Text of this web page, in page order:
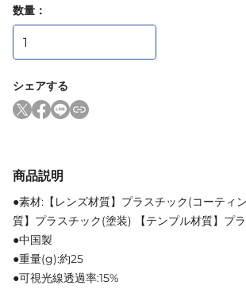
数量：
シェアする
商品説明
●素材:【レンズ材質】プラスチック(コーティ
質】プラスチック(塗装) 【テンプル材質】プ
●中国製
●重量(g):約25
●可視光線透過率:15%